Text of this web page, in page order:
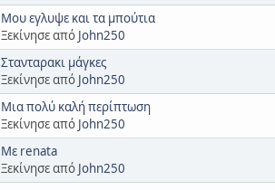
Μου εγλυψε και τα μπούτια
Ξεκίνησε από John250
Στανταρακι μάγκες
Ξεκίνησε από John250
Μια πολύ καλή περίπτωση
Ξεκίνησε από John250
Mε renata
Ξεκίνησε από John250